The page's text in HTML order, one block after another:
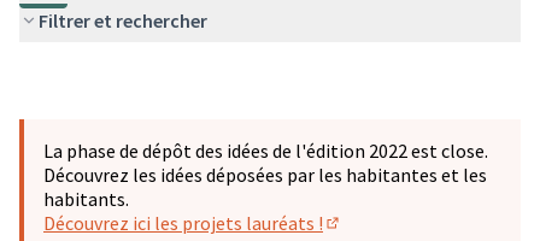
Filtrer et rechercher
La phase de dépôt des idées de l'édition 2022 est close.
Découvrez les idées déposées par les habitantes et les
habitants.
Découvrez ici les projets lauréats !